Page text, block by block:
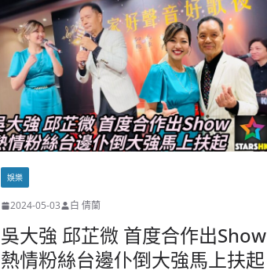
娛樂
2024-05-03 白 倩蘭
吳大強 邱芷微 首度合作出Show
熱情粉絲台邊仆倒大強馬上扶起